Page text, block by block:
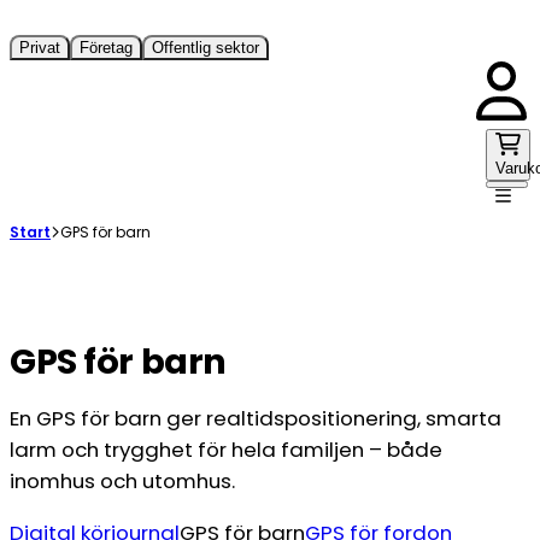
Privat Företag Offentlig sektor
Start GPS för barn
GPS för barn
En GPS för barn ger realtidspositionering, smarta
larm och trygghet för hela familjen – både
inomhus och utomhus.
Digital körjournalGPS för barnGPS för fordon